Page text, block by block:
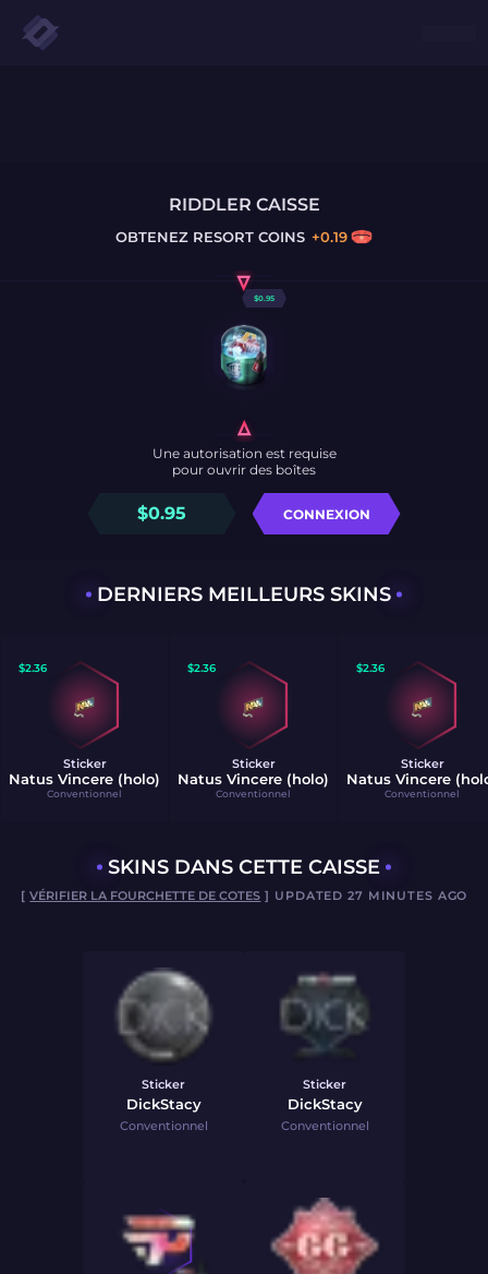
RIDDLER CAISSE
OBTENEZ RESORT COINS +0.19
$0.95
$0.95 CONNEXION
Une autorisation est requise
pour ouvrir des boîtes
DERNIERS MEILLEURS SKINS
$2.36
Sticker
Natus Vincere (holo)
Conventionnel
$2.36
Sticker
Natus Vincere (holo)
Conventionnel
$2.36
Sticker
Natus Vincere
Conventionnel
SKINS DANS CETTE CAISSE
[VÉRIFIER LA FOURCHETTE DE COTES ] UPDATED 27 MINUTES AGO
Sticker
DickStacy
Conventionnel
Sticker
DickStacy
Conventionnel